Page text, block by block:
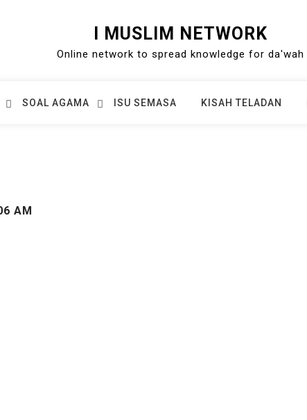
I MUSLIM NETWORK
Online network to spread knowledge for da'wah
SOAL AGAMA ISU SEMASA KISAH TELADAN
AM